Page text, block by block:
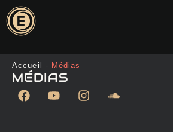
Accueil - Médias
MÉDIAS